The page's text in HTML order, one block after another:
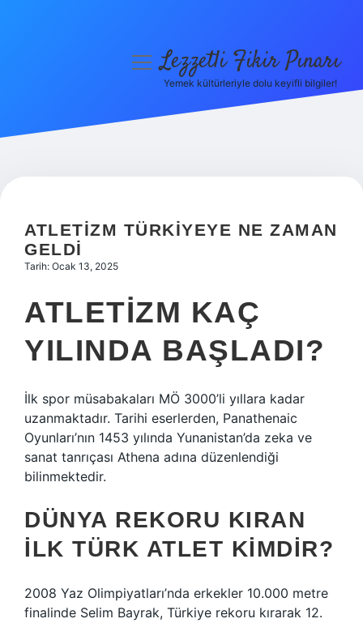
Hakkımızda
menüyüLezzetli Fikir Pınarı
Yemek kültürleriyle dolu keyifli bilgiler!
ATLETIZM TÜRKIYEYE NE ZAMAN
GELDI
Tarih: Ocak 13, 2025
ATLETIZM KAÇ
YILINDA BAŞLADI?
İlk spor müsabakaları MÖ 3000’li yıllara kadar
uzanmaktadır. Tarihi eserlerden, Panathenaic
Oyunları’nın 1453 yılında Yunanistan’da zeka ve
sanat tanrıçası Athena adına düzenlendiği
bilinmektedir.
DÜNYA REKORU KIRAN
ILK TÜRK ATLET KIMDIR?
2008 Yaz Olimpiyatları’nda erkekler 10.000 metre
finalinde Selim Bayrak, Türkiye rekoru kırarak 12.